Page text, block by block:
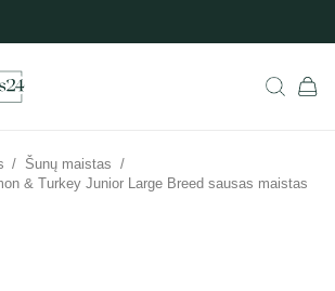
/ Šunų maistas /
& Turkey Junior Large Breed sausas maistas